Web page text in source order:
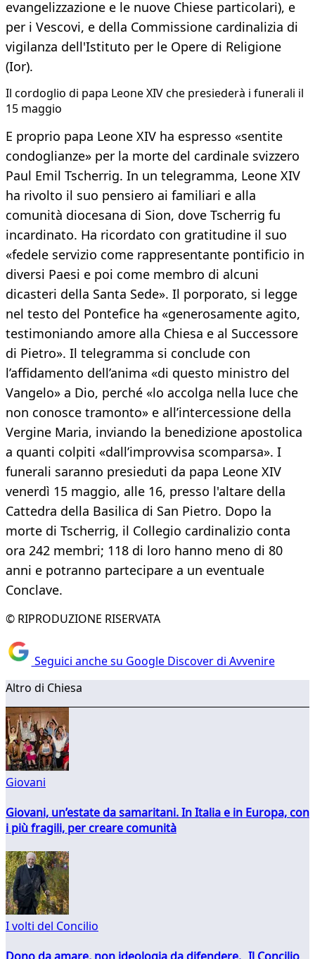
evangelizzazione e le nuove Chiese particolari), e
per i Vescovi, e della Commissione cardinalizia di
vigilanza dell'Istituto per le Opere di Religione
(Ior).
Il cordoglio di papa Leone XIV che presiederà i funerali il
15 maggio
E proprio papa Leone XIV ha espresso «sentite
condoglianze» per la morte del cardinale svizzero
Paul Emil Tscherrig. In un telegramma, Leone XIV
ha rivolto il suo pensiero ai familiari e alla
comunità diocesana di Sion, dove Tscherrig fu
incardinato. Ha ricordato con gratitudine il suo
«fedele servizio come rappresentante pontificio in
diversi Paesi e poi come membro di alcuni
dicasteri della Santa Sede». Il porporato, si legge
nel testo del Pontefice ha «generosamente agito,
testimoniando amore alla Chiesa e al Successore
di Pietro». Il telegramma si conclude con
l’affidamento dell’anima «di questo ministro del
Vangelo» a Dio, perché «lo accolga nella luce che
non conosce tramonto» e all’intercessione della
Vergine Maria, inviando la benedizione apostolica
a quanti colpiti «dall’improvvisa scomparsa». I
funerali saranno presieduti da papa Leone XIV
venerdì 15 maggio, alle 16, presso l'altare della
Cattedra della Basilica di San Pietro. Dopo la
morte di Tscherrig, il Collegio cardinalizio conta
ora 242 membri; 118 di loro hanno meno di 80
anni e potranno partecipare a un eventuale
Conclave.
© RIPRODUZIONE RISERVATA
Seguici anche su Google Discover di Avvenire
Altro di Chiesa
Giovani
Giovani, un’estate da samaritani. In Italia e in Europa, con
i più fragili, per creare comunità
I volti del Concilio